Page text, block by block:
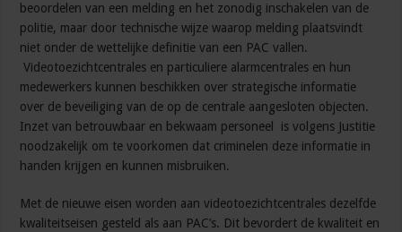
beoordelen van een melding en het zonodig inschakelen van de
politie, maar door technische wijze waarop melding plaatsvindt
niet onder de wettelijke definitie van een PAC vallen.
Videotoezichtcentrales en particuliere alarmcentrales en hun
medewerkers kunnen beschikken over strategische informatie
over de beveiliging van de op de centrale aangesloten objecten.
Inzet van betrouwbaar en bekwaam personeel is volgens Justitie
noodzakelijk om te voorkomen dat criminelen deze informatie in
handen krijgen en kunnen misbruiken.
Met de nieuwe eisen worden aan videotoezichtcentrales dezelfde
kwaliteitseisen gesteld als aan PAC’s. Dit bevordert de kwaliteit en